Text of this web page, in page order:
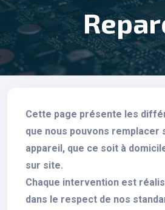
Cette page présente les
que nous pouvons remplacer
appareil, que ce soit à
sur site.
Chaque intervention est
dans le respect de nos